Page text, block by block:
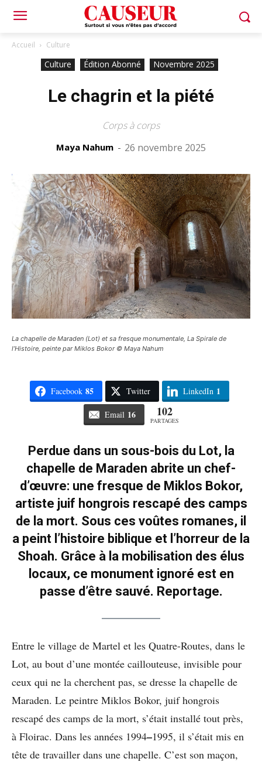
Accueil Culture
Culture Édition Abonné Novembre 2025
Le chagrin et la piété
Corps à corps
Maya Nahum - 26 novembre 2025
La chapelle de Maraden (Lot) et sa fresque monumentale, La Spirale de
l’Histoire, peinte par Miklos Bokor © Maya Nahum
Facebook 85 Twitter LinkedIn 1
Email 16 102
PARTAGES
Perdue dans un sous-bois du Lot, la
chapelle de Maraden abrite un chef-
d’œuvre: une fresque de Miklos Bokor,
artiste juif hongrois rescapé des camps
de la mort. Sous ces voûtes romanes, il
a peint l’histoire biblique et l’horreur de la
Shoah. Grâce à la mobilisation des élus
locaux, ce monument ignoré est en
passe d’être sauvé. Reportage.
Entre le village de Martel et les Quatre-Routes, dans le
Lot, au bout d’une montée caillouteuse, invisible pour
ceux qui ne la cherchent pas, se dresse la chapelle de
Maraden. Le peintre Miklos Bokor, juif hongrois
rescapé des camps de la mort, s’était installé tout près,
à Floirac. Dans les années 1994–1995, il s’était mis en
tête de travailler dans une chapelle. C’est son maçon,